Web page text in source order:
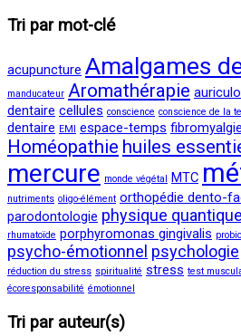
Tri par mot-clé
acupuncture Amalgames
manducateur Aromathérapie
dentaire cellules conscience conscience de la
dentaire EMI espace-temps fibromyalgie
Homéopathie huiles
mercure monde végétal MTC
nutriments oligo-élément orthopédie dento-
parodontologie physique quantique
rhumatoïde porphyromonas gingivalis
psycho-émotionnel psychologie
réduction du stress spiritualité stress test
écoresponsabilité émotionnel
Tri par auteur(s)